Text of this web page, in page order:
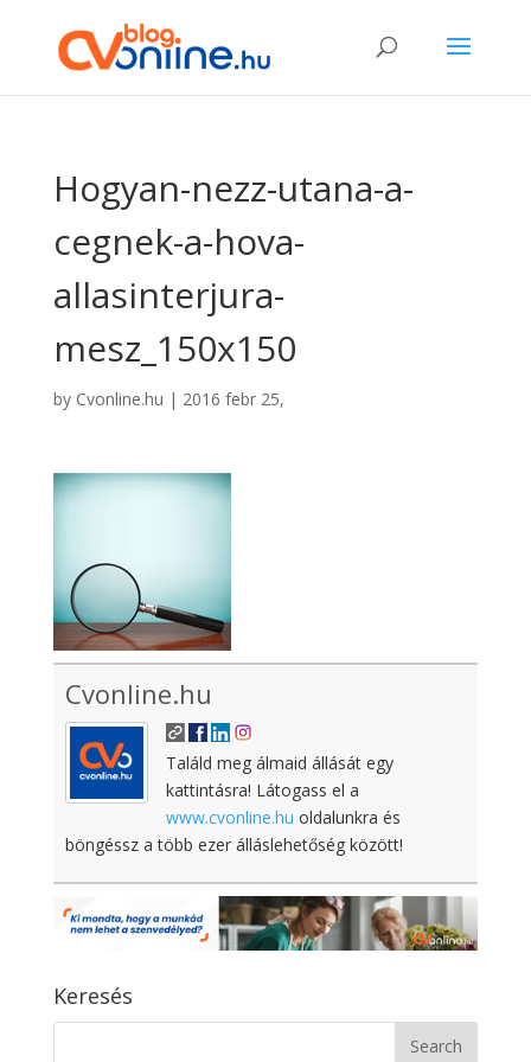
Hogyan-nezz-utana-a-
cegnek-a-hova-
allasinterjura-
mesz_150x150
by Cvonline.hu | 2016 febr 25,
Cvonline.hu
Találd meg álmaid állását egy
kattintásra! Látogass el a
www.cvonline.hu oldalunkra és
böngéssz a több ezer álláslehetőség között!
Keresés